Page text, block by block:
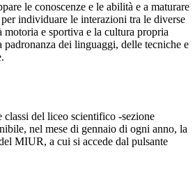
le conoscenze e le abilità e a maturare
per individuare le interazioni tra le diverse
motoria e sportiva e la cultura propria
padronanza dei linguaggi, delle tecniche e
del liceo scientifico -sezione
nel mese di gennaio di ogni anno, la
MIUR, a cui si accede dal pulsante